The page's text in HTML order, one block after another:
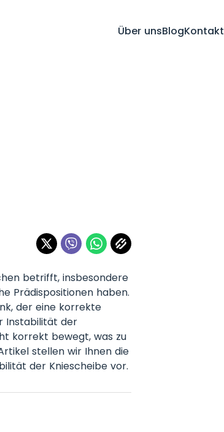
Über unsBlogKontakt
betrifft, insbesondere
Prädispositionen haben.
der eine korrekte
Instabilität der
korrekt bewegt, was zu
stellen wir Ihnen die
der Kniescheibe vor.